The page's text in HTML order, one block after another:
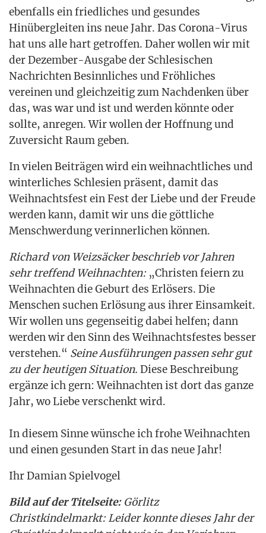
eben­falls ein fried­li­ches und gesun­des
Hin­über­glei­ten ins neue Jahr. Das Coro­na-Virus
hat uns alle hart getrof­fen. Daher wol­len wir mit
der Dezem­ber-Aus­ga­be der Schle­si­schen
Nach­rich­ten Besinn­li­ches und Fröh­li­ches
ver­ei­nen und gleich­zei­tig zum Nach­den­ken über
das, was war und ist und wer­den könn­te oder
soll­te, anre­gen. Wir wol­len der Hoff­nung und
Zuver­sicht Raum geben.
In vie­len Bei­trä­gen wird ein weih­nacht­li­ches und
win­ter­li­ches Schle­si­en prä­sent, damit das
Weih­nachts­fest ein Fest der Lie­be und der Freu­de
wer­den kann, damit wir uns die gött­li­che
Mensch­wer­dung ver­in­ner­li­chen können.
Richard von Weiz­sä­cker beschrieb vor Jah­ren
sehr tref­fend Weih­nach­ten: „Chris­ten fei­ern zu
Weih­nach­ten die Geburt des Erlö­sers. Die
Men­schen suchen Erlö­sung aus ihrer Ein­sam­keit.
Wir wol­len uns gegen­sei­tig dabei hel­fen; dann
wer­den wir den Sinn des Weih­nachts­fes­tes bes­ser
ver­ste­hen.“ Sei­ne Aus­füh­run­gen pas­sen sehr gut
zu der heu­ti­gen Situa­ti­on. Die­se Beschrei­bung
ergän­ze ich gern: Weih­nach­ten ist dort das gan­ze
Jahr, wo Lie­be ver­schenkt wird.
In die­sem Sin­ne wün­sche ich fro­he Weih­nach­ten
und einen gesun­den Start in das neue Jahr!
Ihr Dami­an Spielvogel
Bild auf der Titel­sei­te: Gör­litz
Christ­kin­del­markt: Lei­der konn­te die­ses Jahr der